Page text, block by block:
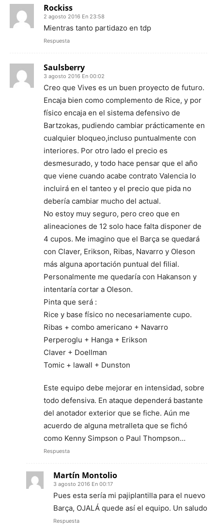
Rockiss
2 agosto 2016 En 23:58
Mientras tanto partidazo en tdp
Respuesta
Saulsberry
3 agosto 2016 En 00:02
Creo que Vives es un buen proyecto de futuro.
Encaja bien como complemento de Rice, y por
físico encaja en el sistema defensivo de
Bartzokas, pudiendo cambiar prácticamente en
cualquier bloqueo,incluso puntualmente con
interiores. Por otro lado el precio es
desmesurado, y todo hace pensar que el año
que viene cuando acabe contrato Valencia lo
incluirá en el tanteo y el precio que pida no
debería cambiar mucho del actual.
No estoy muy seguro, pero creo que en
alineaciones de 12 solo hace falta disponer de
4 cupos. Me imagino que el Barça se quedará
con Claver, Erikson, Ribas, Navarro y Oleson
más alguna aportación puntual del filial.
Personalmente me quedaría con Hakanson y
intentaría cortar a Oleson.
Pinta que será :
Rice y base físico no necesariamente cupo.
Ribas + combo americano + Navarro
Perperoglu + Hanga + Erikson
Claver + Doellman
Tomic + lawall + Dunston
Este equipo debe mejorar en intensidad, sobre
todo defensiva. En ataque dependerá bastante
del anotador exterior que se fiche. Aún me
acuerdo de alguna metralleta que se fichó
como Kenny Simpson o Paul Thompson…
Respuesta
Martín Montolio
3 agosto 2016 En 00:17
Pues esta sería mi pajiplantilla para el nuevo
Barça, OJALÁ quede así el equipo. Un saludo
Respuesta